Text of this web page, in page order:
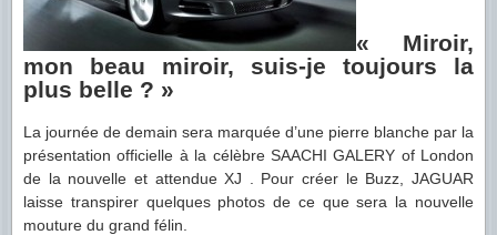
« Miroir,
mon beau miroir, suis-je toujours la
plus belle ? »
La journée de demain sera marquée d’une pierre blanche par la
présentation officielle à la célèbre SAACHI GALERY of London
de la nouvelle et attendue XJ . Pour créer le Buzz, JAGUAR
laisse transpirer quelques photos de ce que sera la nouvelle
mouture du grand félin.